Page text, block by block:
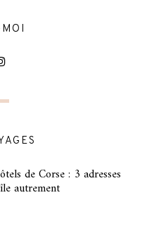
de Corse : 3 adresses
autrement